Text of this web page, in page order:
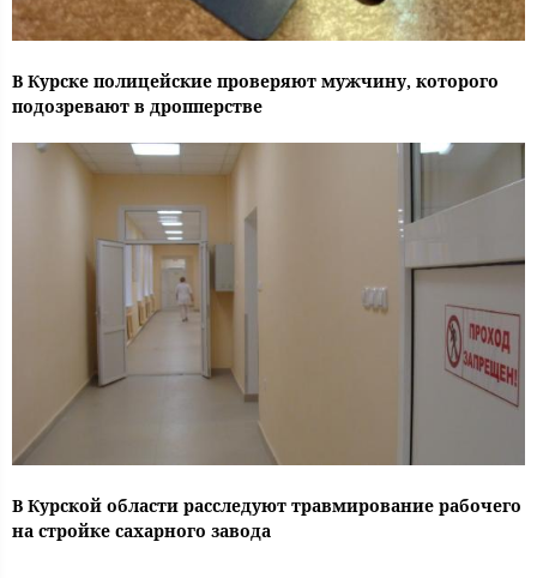
В Курске полицейские проверяют мужчину, которого
подозревают в дропперстве
В Курской области расследуют травмирование рабочего
на стройке сахарного завода